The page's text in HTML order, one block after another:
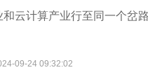
和云计算产业行至同一个岔
09-24 09:32:02